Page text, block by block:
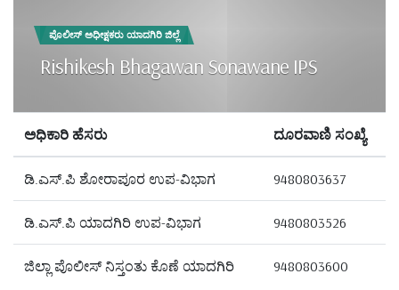
ಪೊಲೀಸ್ ಅಧೀಕ್ಷಕರು ಯಾದಗಿರಿ ಜಿಲ್ಲೆ
Rishikesh Bhagawan Sonawane IPS
ಅಧಿಕಾರಿ ಹೆಸರು ದೂರವಾಣಿ ಸಂಖ್ಯೆ
ಡಿ.ಎಸ್.ಪಿ ಶೋರಾಪೂರ ಉಪ-ವಿಭಾಗ 9480803637
ಡಿ.ಎಸ್.ಪಿ ಯಾದಗಿರಿ ಉಪ-ವಿಭಾಗ 9480803526
ಜಿಲ್ಲಾ ಪೊಲೀಸ್ ನಿಸ್ತಂತು ಕೊಣೆ ಯಾದಗಿರಿ 9480803600